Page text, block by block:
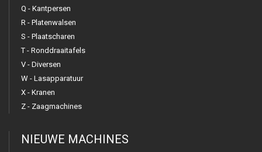
Q - Kantpersen
R - Platenwalsen
S - Plaatscharen
T - Ronddraaitafels
V - Diversen
W - Lasapparatuur
X - Kranen
Z - Zaagmachines
NIEUWE MACHINES